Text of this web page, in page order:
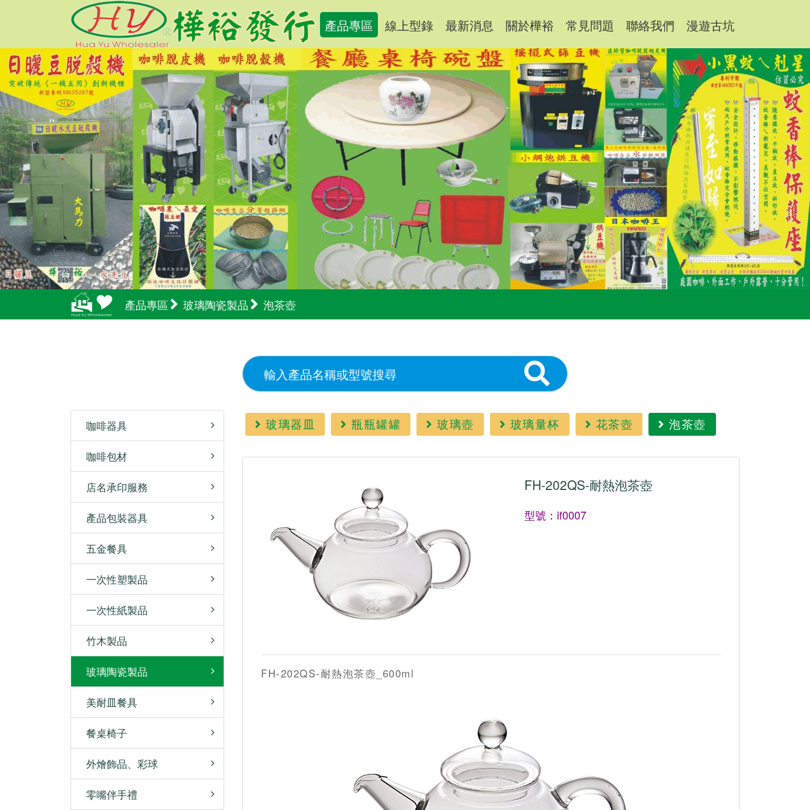
產品專區 線上型錄 最新消息 關於樺裕 常見問題 聯絡我們 漫遊古坑
產品專區 玻璃陶瓷製品 泡茶壺
咖啡器具
咖啡包材
店名承印服務
產品包裝器具
五金餐具
一次性塑製品
一次性紙製品
竹木製品
玻璃陶瓷製品
美耐皿餐具
餐桌椅子
外燴飾品、彩球
零嘴伴手禮
玻璃器皿 瓶瓶罐罐 玻璃壺 玻璃量杯 花茶壺 泡茶壺
FH-202QS-耐熱泡茶壺
型號：if0007
FH-202QS-耐熱泡茶壺_600ml